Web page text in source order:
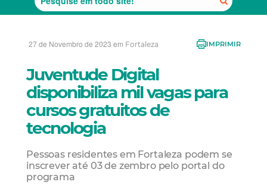
27 de Novembro de 2023 em Fortaleza IMPRIMIR
Juventude Digital
disponibiliza mil vagas para
cursos gratuitos de
tecnologia
Pessoas residentes em Fortaleza podem se
inscrever até 03 de zembro pelo portal do
programa